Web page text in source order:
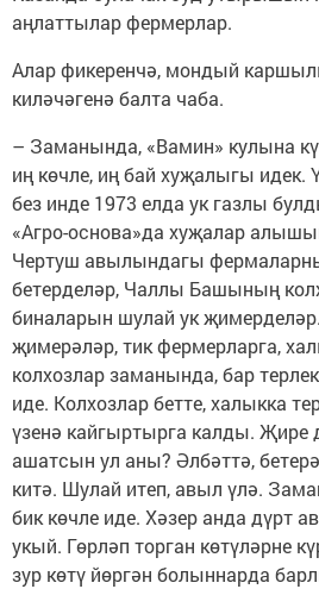
аңлаттылар фермерлар.
Алар фикеренчә, мондый
киләчәгенә балта чаба.
– Заманында, «Вамин» кулына
иң көчле, иң бай хуҗалыгы идек.
без инде 1973 елда ук газлы
«Агро-основа»да хуҗалар
Чертуш авылындагы
бетерделәр, Чаллы Башының
биналарын шулай ук
җимерәләр, тик фермерларга,
колхозлар заманында, бар
иде. Колхозлар бетте, халыкка
үзенә кайгыртырга калды. Җире
ашатсын ул аны? Әлбәттә,
китә. Шулай итеп, авыл үлә.
бик көчле иде. Хәзер анда дүрт
укый. Гөрләп торган көтүләрне
зур көтү йөргән болыннарда